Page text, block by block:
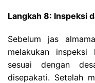
Langkah 8: Inspeksi
Sebelum jas
melakukan
sesuai dengan
disepakati. Setelah